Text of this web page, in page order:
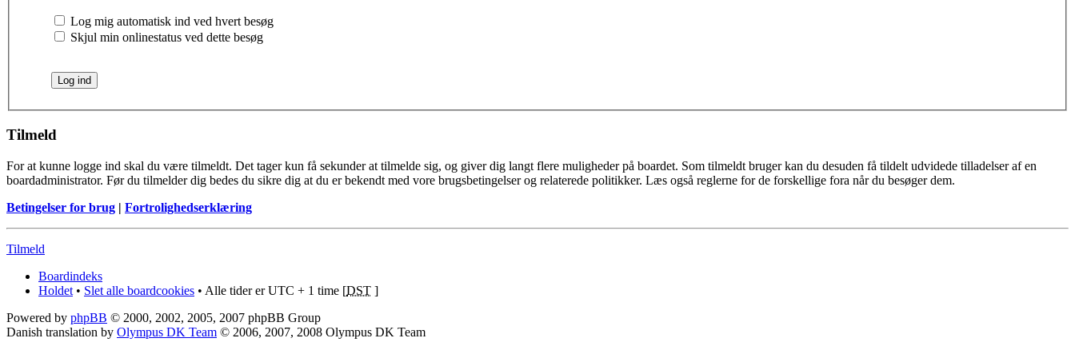
Log mig automatisk ind ved hvert besøg
Skjul min onlinestatus ved dette besøg
Tilmeld
For at kunne logge ind skal du være tilmeldt. Det tager kun få sekunder at tilmelde sig, og giver dig langt flere muligheder på boardet. Som tilmeldt bruger kan du desuden få tildelt udvidede tilladelser af en
boardadministrator. Før du tilmelder dig bedes du sikre dig at du er bekendt med vore brugsbetingelser og relaterede politikker. Læs også reglerne for de forskellige fora når du besøger dem.
Betingelser for brug | Fortrolighedserklæring
Tilmeld
Boardindeks
Holdet • Slet alle boardcookies • Alle tider er UTC + 1 time [DST ]
Powered by phpBB © 2000, 2002, 2005, 2007 phpBB Group
Danish translation by Olympus DK Team © 2006, 2007, 2008 Olympus DK Team